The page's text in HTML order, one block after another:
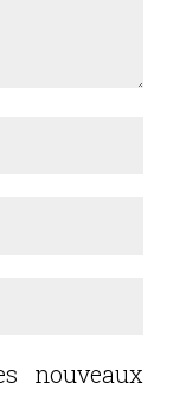
nouveaux